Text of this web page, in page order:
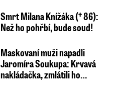
Smrt Milana Knížáka († 86):
Než ho pohřbí, bude soud!
Maskovaní muži napadli
Jaromíra Soukupa: Krvavá
nakládačka, zmlátili ho…